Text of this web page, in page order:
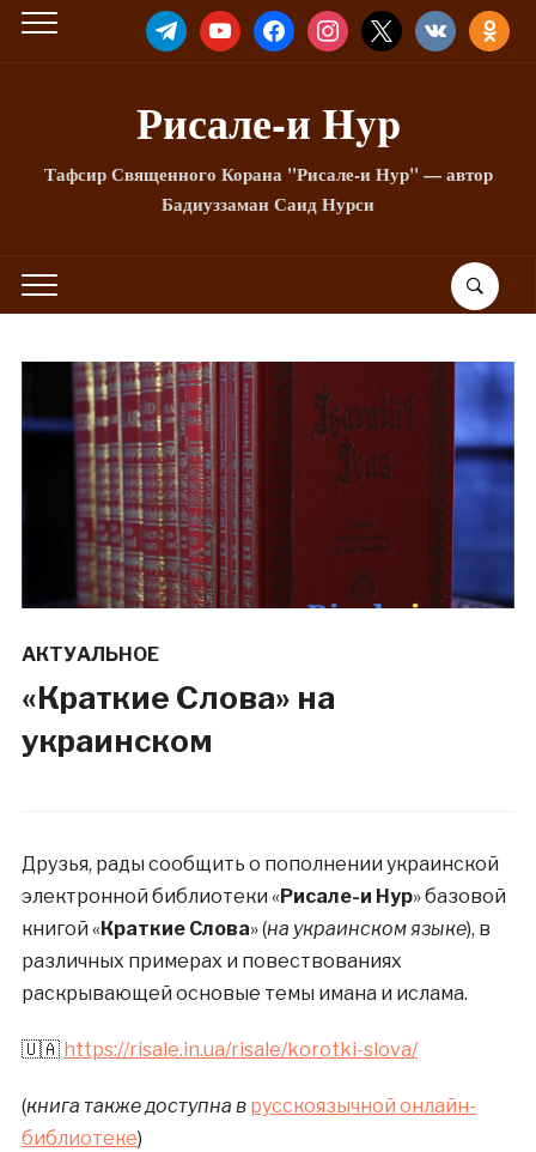
TELEGRAMYOUTUBEFACEBOOKINSTAGRAM
X VKONTAKTE
Рисале-и Hyp
Тафсир Священного Корана "Рисале-и Нур" — автор
Бадиуззаман Саид Нурси
АКТУАЛЬНОЕ
«Краткие Слова» на
украинском
Друзья, рады сообщить о пополнении украинской
электронной библиотеки «Рисале-и Нур» базовой
книгой «Краткие Слова» (на украинском языке), в
различных примерах и повествованиях
раскрывающей основые темы имана и ислама.
🇺🇦 https://risale.in.ua/risale/korotki-slova/
(книга также доступна в русскоязычной онлайн-
библиотеке)